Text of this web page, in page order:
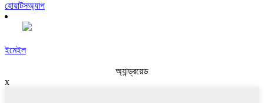
হোয়াটসঅ্যাপ
ইমেইল
অ্যান্ড্রয়েড
x